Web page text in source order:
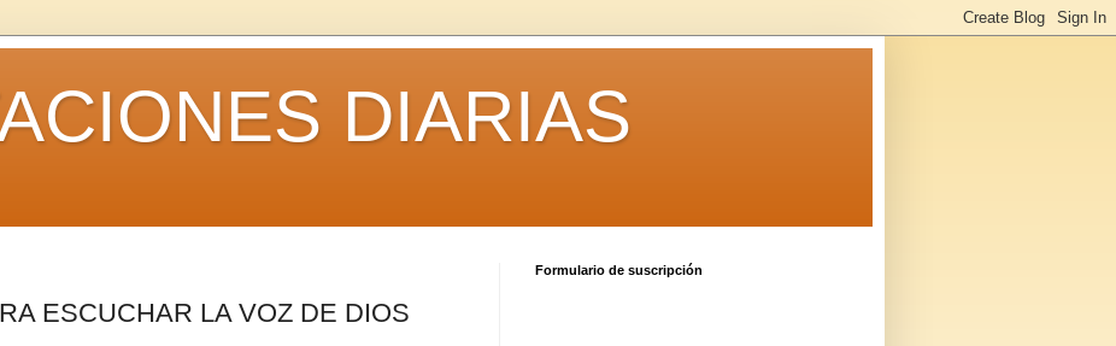
DIARIAS
ESCUCHAR LA VOZ DE DIOS
Formulario de suscripción